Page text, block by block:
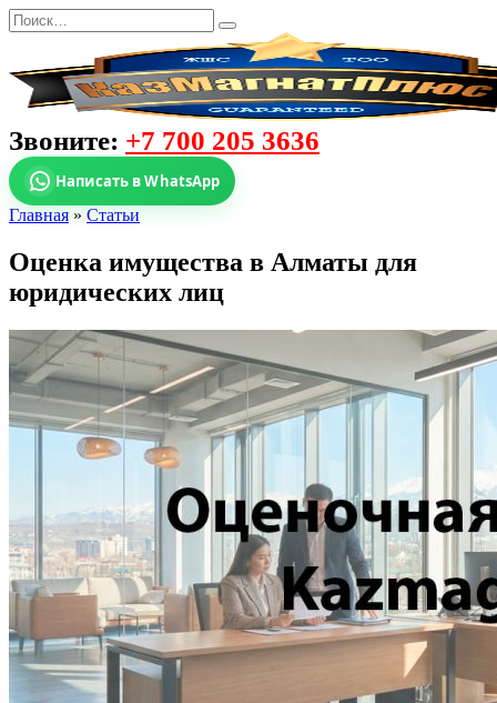
Звоните: +7 700 205 3636
Написать в WhatsApp
Главная » Статьи
Оценка имущества в Алматы для
юридических лиц